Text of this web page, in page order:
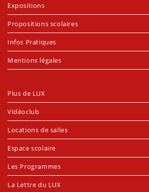
Expositions
Propositions scolaires
Infos Pratiques
Mentions légales
Plus de LUX
Vidéoclub
Locations de salles
Espace scolaire
Les Programmes
La Lettre du LUX